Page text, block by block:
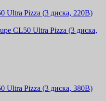
CL50 Ultra Pizza (3 диска,